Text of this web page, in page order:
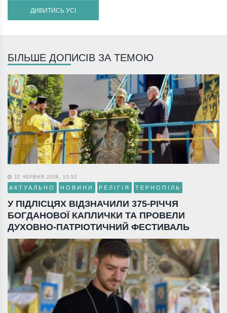
ДИВИТИСЬ УСІ
БІЛЬШЕ ДОПИСІВ ЗА ТЕМОЮ
22 ЧЕРВНЯ 2026, 10:52
АКТУАЛЬНО НОВИНИ РЕЛІГІЯ ТЕРНОПІЛЬ
У ПІДЛІСЦЯХ ВІДЗНАЧИЛИ 375-РІЧЧЯ
БОГДАНОВОЇ КАПЛИЧКИ ТА ПРОВЕЛИ
ДУХОВНО-ПАТРІОТИЧНИЙ ФЕСТИВАЛЬ